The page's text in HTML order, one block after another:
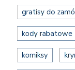
gratisy do
kody rabatowe
komiksy